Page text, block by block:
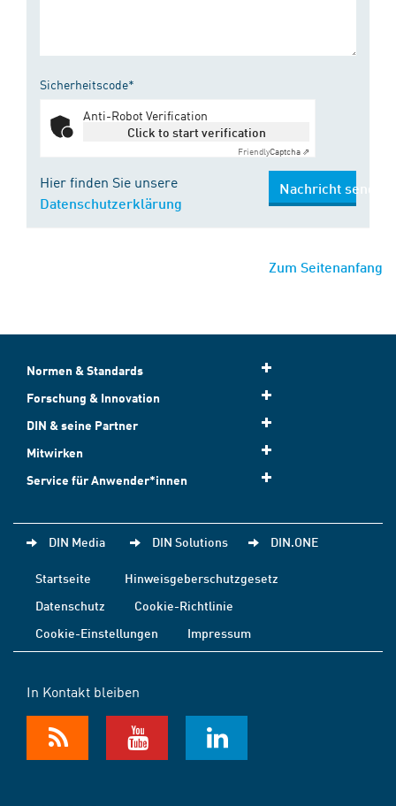
Sicherheitscode*
Anti-Robot Verification
Click to start verification
FriendlyCaptcha ⇗
Hier finden Sie unsere
Datenschutzerklärung
Nachricht senden
Zum Seitenanfang
Normen & Standards
Forschung & Innovation
DIN & seine Partner
Mitwirken
Service für Anwender*innen
DIN Media DIN Solutions DIN.ONE
Startseite
Hinweisgeberschutzgesetz
Datenschutz
Cookie-Richtlinie
Cookie-Einstellungen
Impressum
In Kontakt bleiben